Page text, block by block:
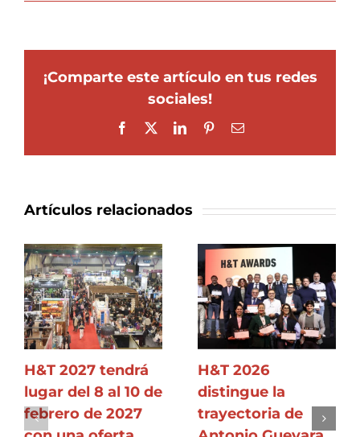
¡Comparte este artículo en tus redes
sociales!
Facebook LinkedInPinterestCorreo
Artículos relacionados
H&T 2027 tendrá
lugar del 8 al 10 de
febrero de 2027
H&T 2026
distingue la
trayectoria de